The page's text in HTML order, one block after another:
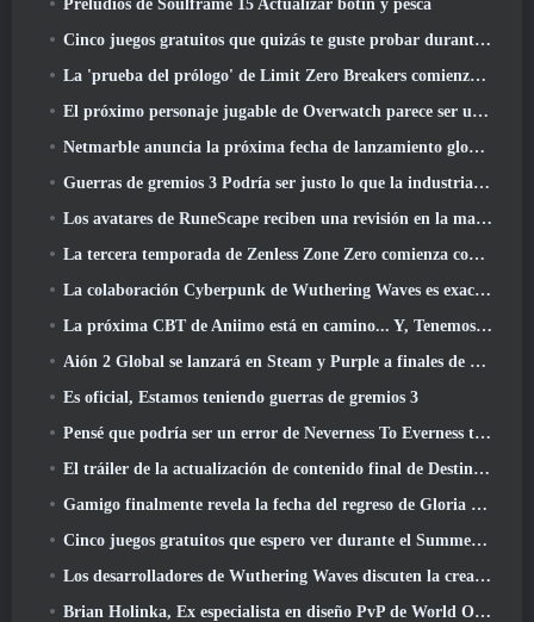
Preludios de Soulframe 15 Actualizar botín y pesca
Cinco juegos gratuitos que quizás te guste probar durante el Bullet Fest
La 'prueba del prólogo' de Limit Zero Breakers comienza hoy
El próximo personaje jugable de Overwatch parece ser un jefe criminal cyborg con exceso de trabajo
Netmarble anuncia la próxima fecha de lanzamiento global de RF Online
Guerras de gremios 3 Podría ser justo lo que la industria de los MMO necesita ahora mismo
Los avatares de RuneScape reciben una revisión en la mayor actualización visual del juego en los últimos diez años
La tercera temporada de Zenless Zone Zero comienza con un viaje a una isla Bangboo en el cielo, Y a la plataforma Steam
La colaboración Cyberpunk de Wuthering Waves es exactamente lo que quiero de mis eventos cruzados de videojuegos
La próxima CBT de Aniimo está en camino... Y, Tenemos una ventana de lanzamiento oficial
Aión 2 Global se lanzará en Steam y Purple a finales de este año
Es oficial, Estamos teniendo guerras de gremios 3
Pensé que podría ser un error de Neverness To Everness tener el evento Porsche Collab Gacha tan temprano, Pero me equivoqué
El tráiler de la actualización de contenido final de Destiny 2 es un grito de guerra
Gamigo finalmente revela la fecha del regreso de Gloria Victis, ¿Sobrevivirá la segunda vez??
Cinco juegos gratuitos que espero ver durante el Summer Game Fest
Los desarrolladores de Wuthering Waves discuten la creación de la secuencia de batalla Lahai-Roi Mech
Brian Holinka, Ex especialista en diseño PvP de World Of Warcraft, Se une al equipo MMO de League Of Legends